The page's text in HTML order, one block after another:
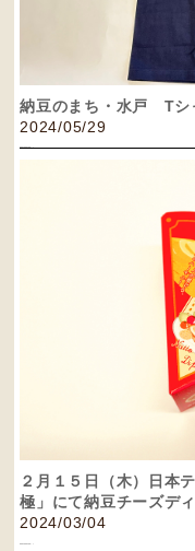
納豆のまち・水戸 Tシ
2024/05/29
２月１５日（木）日本
極」にて納豆チーズデ
2024/03/04